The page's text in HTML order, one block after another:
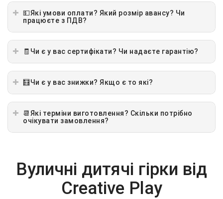
💵Які умови оплати? Який розмір авансу? Чи
працюєте з ПДВ?
🧾Чи є у вас сертифікати? Чи надаєте гарантію?
🧮Чи є у вас знижки? Якщо є то які?
📆Які терміни виготовлення? Скільки потрібно
очікувати замовлення?
Вуличні дитячі гірки від
Creative Play